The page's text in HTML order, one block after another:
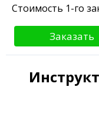
Стоимость 1-го
Заказать